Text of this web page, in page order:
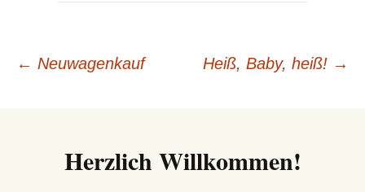
Beitrags-
← Neuwagenkauf Heiß, Baby, heiß! →
Herzlich Willkommen!